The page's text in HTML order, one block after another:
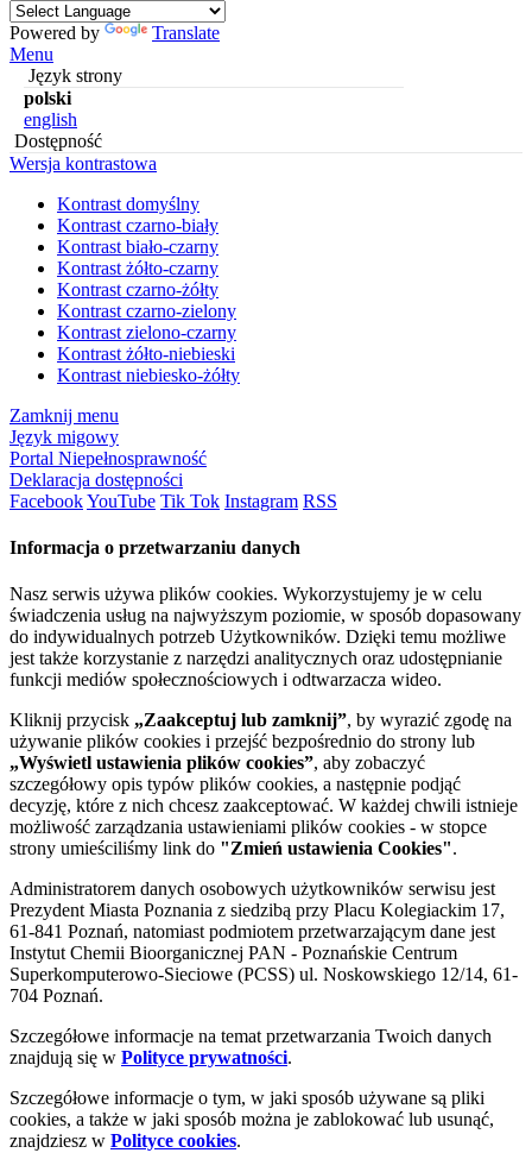
Powered by
Translate
Menu
Język strony
polski
english
Dostępność
Wersja kontrastowa
Kontrast domyślny
Kontrast czarno-biały
Kontrast biało-czarny
Kontrast żółto-czarny
Kontrast czarno-żółty
Kontrast czarno-zielony
Kontrast zielono-czarny
Kontrast żółto-niebieski
Kontrast niebiesko-żółty
Zamknij menu
Język migowy
Portal Niepełnosprawność
Deklaracja dostępności
FacebookYouTube Tik Tok Instagram RSS
Informacja o przetwarzaniu danych
Nasz serwis używa plików cookies. Wykorzystujemy je w celu
świadczenia usług na najwyższym poziomie, w sposób dopasowany
do indywidualnych potrzeb Użytkowników. Dzięki temu możliwe
jest także korzystanie z narzędzi analitycznych oraz udostępnianie
funkcji mediów społecznościowych i odtwarzacza wideo.
Kliknij przycisk „Zaakceptuj lub zamknij”, by wyrazić zgodę na
używanie plików cookies i przejść bezpośrednio do strony lub
„Wyświetl ustawienia plików cookies”, aby zobaczyć
szczegółowy opis typów plików cookies, a następnie podjąć
decyzję, które z nich chcesz zaakceptować. W każdej chwili istnieje
możliwość zarządzania ustawieniami plików cookies - w stopce
strony umieściliśmy link do "Zmień ustawienia Cookies".
Administratorem danych osobowych użytkowników serwisu jest
Prezydent Miasta Poznania z siedzibą przy Placu Kolegiackim 17,
61-841 Poznań, natomiast podmiotem przetwarzającym dane jest
Instytut Chemii Bioorganicznej PAN - Poznańskie Centrum
Superkomputerowo-Sieciowe (PCSS) ul. Noskowskiego 12/14, 61-
704 Poznań.
Szczegółowe informacje na temat przetwarzania Twoich danych
znajdują się w Polityce prywatności.
Szczegółowe informacje o tym, w jaki sposób używane są pliki
cookies, a także w jaki sposób można je zablokować lub usunąć,
znajdziesz w Polityce cookies.